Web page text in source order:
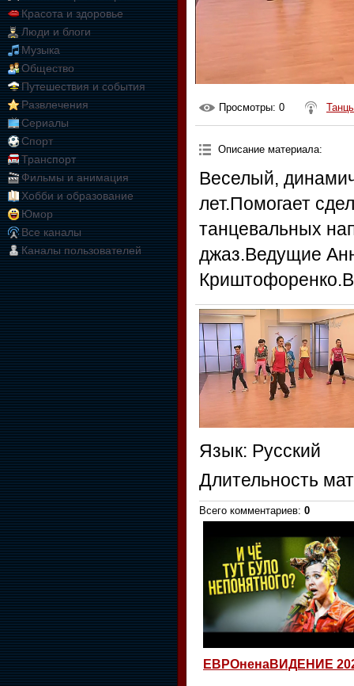
Красота и здоровье
Люди и блоги
Музыка
Общество
Путешествия и события
Развлечения
Сериалы
Спорт
Транспорт
Фильмы и анимация
Хобби и образование
Юмор
Все каналы
Каналы пользователей
Просмотры: 0
Описание материала:
Веселый,
лет.Помогает
танцевальных
джаз.Ведущие
Язык: Русский
Длительность
Всего комментариев: 0
ЕВРОненаВИДЕНИЕ